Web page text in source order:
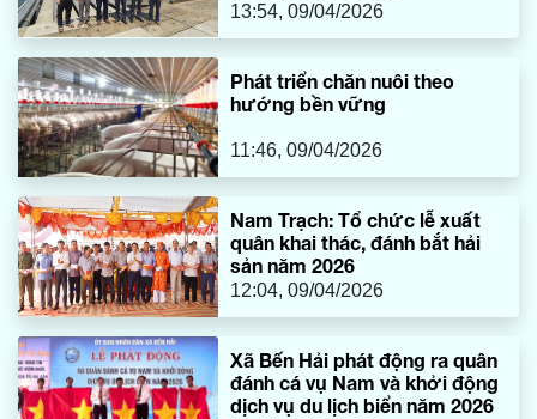
13:54, 09/04/2026
Phát triển chăn nuôi theo
hướng bền vững
11:46, 09/04/2026
Nam Trạch: Tổ chức lễ xuất
quân khai thác, đánh bắt hải
sản năm 2026
12:04, 09/04/2026
Xã Bến Hải phát động ra quân
đánh cá vụ Nam và khởi động
dịch vụ du lịch biển năm 2026